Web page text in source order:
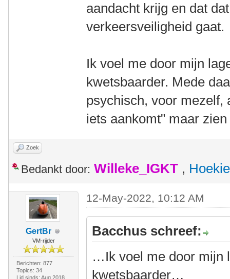
aandacht krijg en dat
verkeersveiligheid gaat.
Ik voel me door mijn
kwetsbaarder. Mede
psychisch, voor mezelf,
iets aankomt" maar
Zoek
Bedankt door: Willeke_IGKT , Hoekie
GertBr
VM-rijder
Berichten: 877
Topics: 34
Lid sinds: Aug 2018
12-May-2022, 10:12 AM
Bacchus schreef:
…Ik voel me door mijn
kwetsbaarder…